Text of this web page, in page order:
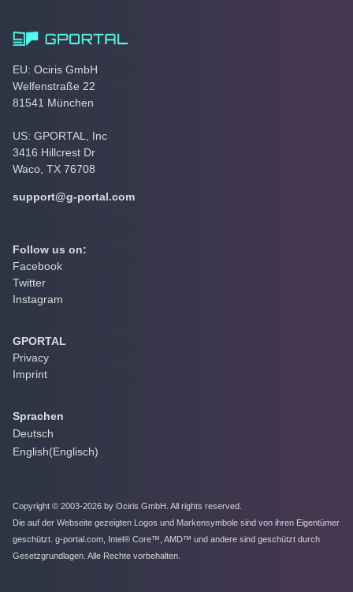
EU: Ociris GmbH
Welfenstraße 22
81541 München
US: GPORTAL, Inc
3416 Hillcrest Dr
Waco, TX 76708
support@g-portal.com
Follow us on:
Facebook
Twitter
Instagram
GPORTAL
Privacy
Imprint
Sprachen
Deutsch
English(Englisch)
Copyright © 2003-2026 by Ociris GmbH. All rights reserved.
Die auf der Webseite gezeigten Logos und Markensymbole sind von ihren Eigentümer
geschützt. g-portal.com, Intel® Core™, AMD™ und andere sind geschützt durch
Gesetzgrundlagen. Alle Rechte vorbehalten.